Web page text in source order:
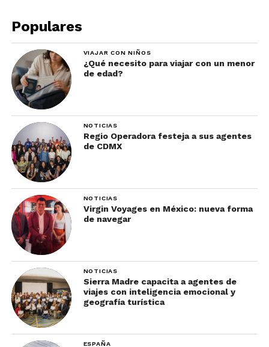
Populares
VIAJAR CON NIÑOS
¿Qué necesito para viajar con un menor
de edad?
NOTICIAS
Regio Operadora festeja a sus agentes
de CDMX
NOTICIAS
Virgin Voyages en México: nueva forma
de navegar
NOTICIAS
Sierra Madre capacita a agentes de
viajes con inteligencia emocional y
geografía turística
ESPAÑA